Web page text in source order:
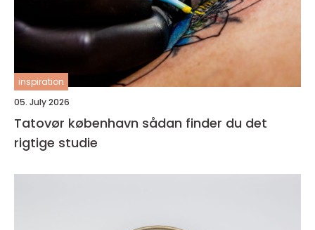
inspiration
05. July 2026
Tatovør københavn sådan finder du det
rigtige studie